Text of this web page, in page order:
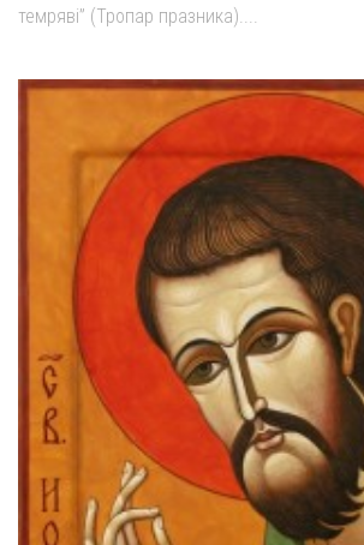
темряві” (Тропар празника)....